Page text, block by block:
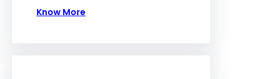
Know More